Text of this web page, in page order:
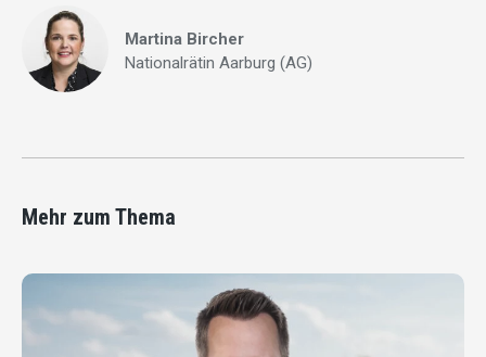
Martina Bircher
Nationalrätin Aarburg (AG)
Mehr zum Thema